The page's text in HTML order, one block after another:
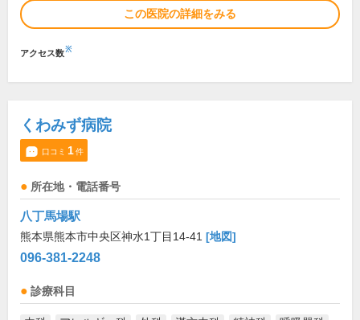
この医院の詳細をみる
アクセス数※
くわみず病院
口コミ 1件
所在地・電話番号
八丁馬場駅
熊本県熊本市中央区神水1丁目14-41 [地図]
096-381-2248
診療科目